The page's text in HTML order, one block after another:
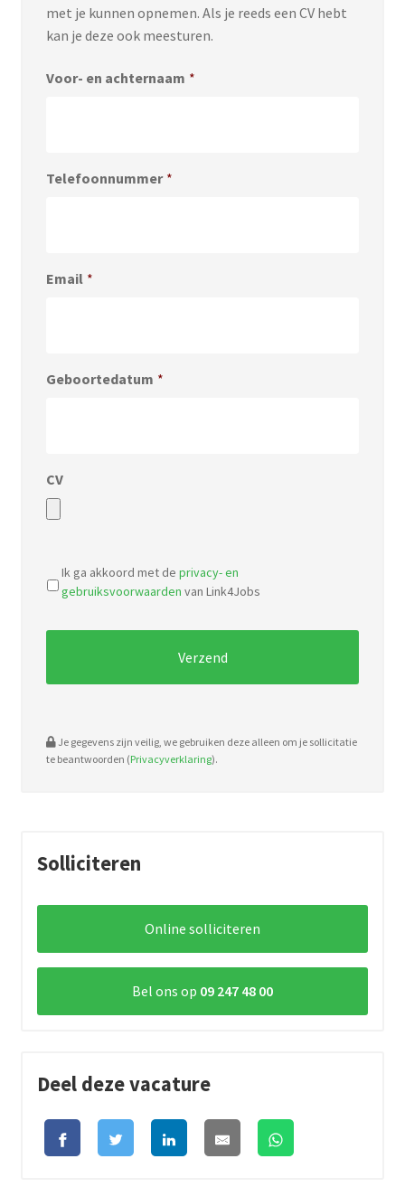
met je kunnen opnemen. Als je reeds een CV hebt
kan je deze ook meesturen.
Voor- en achternaam *
Telefoonnummer *
Email *
Geboortedatum *
CV
types:
pdf,
doc.
Ik ga akkoord met de privacy- en
gebruiksvoorwaarden van Link4Jobs
Je gegevens zijn veilig, we gebruiken deze alleen om je sollicitatie
te beantwoorden (Privacyverklaring).
Solliciteren
Online solliciteren
Bel ons op 09 247 48 00
Deel deze vacature